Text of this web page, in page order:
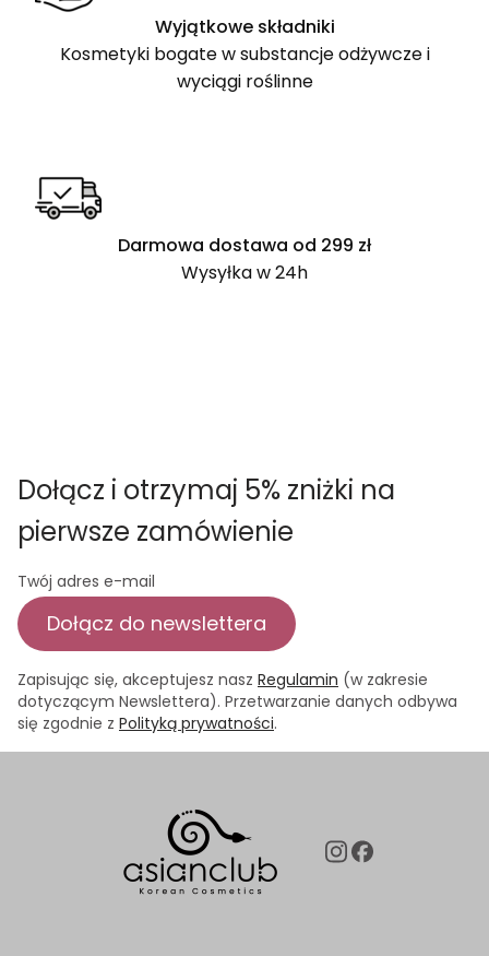
Wyjątkowe składniki
Kosmetyki bogate w substancje odżywcze i
wyciągi roślinne
Darmowa dostawa od 299 zł
Wysyłka w 24h
Dołącz i otrzymaj 5% zniżki na
pierwsze zamówienie
Twój adres e-mail
Dołącz do newslettera
Zapisując się, akceptujesz nasz Regulamin (w zakresie
dotyczącym Newslettera). Przetwarzanie danych odbywa
się zgodnie z Polityką prywatności.